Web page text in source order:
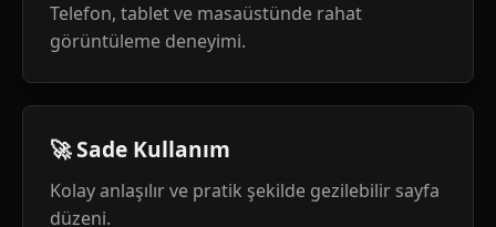
Telefon, tablet ve masaüstünde rahat
görüntüleme deneyimi.
🚀 Sade Kullanım
Kolay anlaşılır ve pratik şekilde gezilebilir sayfa
düzeni.